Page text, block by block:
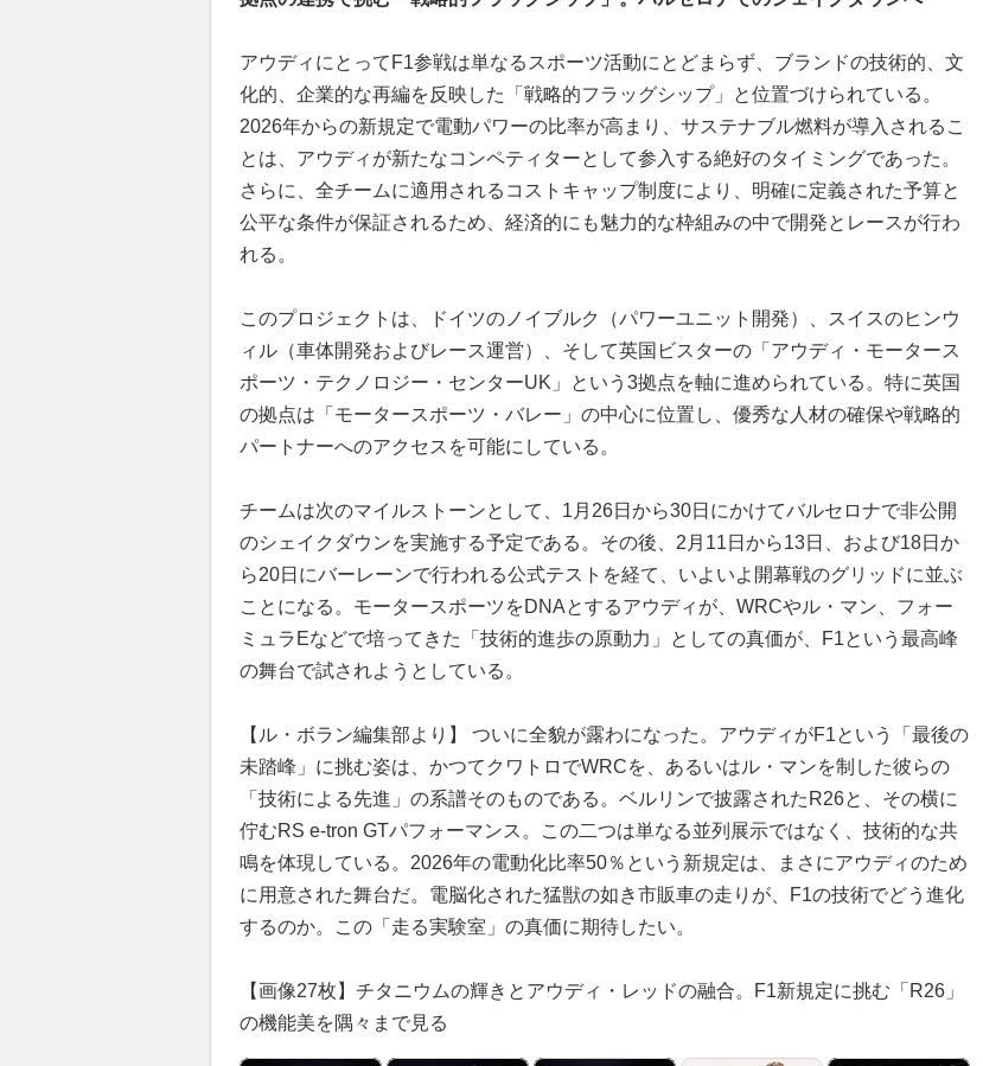
アウディにとってF1参戦は単なるスポーツ活動にとどまらず、ブランドの技術的、文
化的、企業的な再編を反映した「戦略的フラッグシップ」と位置づけられている。
2026年からの新規定で電動パワーの比率が高まり、サステナブル燃料が導入されるこ
とは、アウディが新たなコンペティターとして参入する絶好のタイミングであった。
さらに、全チームに適用されるコストキャップ制度により、明確に定義された予算と
公平な条件が保証されるため、経済的にも魅力的な枠組みの中で開発とレースが行わ
れる。
このプロジェクトは、ドイツのノイブルク（パワーユニット開発）、スイスのヒンウ
ィル（車体開発およびレース運営）、そして英国ビスターの「アウディ・モータース
ポーツ・テクノロジー・センターUK」という3拠点を軸に進められている。特に英国
の拠点は「モータースポーツ・バレー」の中心に位置し、優秀な人材の確保や戦略的
パートナーへのアクセスを可能にしている。
チームは次のマイルストーンとして、1月26日から30日にかけてバルセロナで非公開
のシェイクダウンを実施する予定である。その後、2月11日から13日、および18日か
ら20日にバーレーンで行われる公式テストを経て、いよいよ開幕戦のグリッドに並ぶ
ことになる。モータースポーツをDNAとするアウディが、WRCやル・マン、フォー
ミュラEなどで培ってきた「技術的進歩の原動力」としての真価が、F1という最高峰
の舞台で試されようとしている。
【ル・ボラン編集部より】 ついに全貌が露わになった。アウディがF1という「最後の
未踏峰」に挑む姿は、かつてクワトロでWRCを、あるいはル・マンを制した彼らの
「技術による先進」の系譜そのものである。ベルリンで披露されたR26と、その横に
佇むRS e-tron GTパフォーマンス。この二つは単なる並列展示ではなく、技術的な共
鳴を体現している。2026年の電動化比率50％という新規定は、まさにアウディのため
に用意された舞台だ。電脳化された猛獣の如き市販車の走りが、F1の技術でどう進化
するのか。この「走る実験室」の真価に期待したい。
【画像27枚】チタニウムの輝きとアウディ・レッドの融合。F1新規定に挑む「R26」
の機能美を隅々まで見る